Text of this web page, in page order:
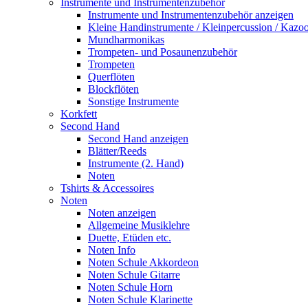
Instrumente und Instrumentenzubehör
Instrumente und Instrumentenzubehör anzeigen
Kleine Handinstrumente / Kleinpercussion /
Mundharmonikas
Trompeten- und Posaunenzubehör
Trompeten
Querflöten
Blockflöten
Sonstige Instrumente
Korkfett
Second Hand
Second Hand anzeigen
Blätter/Reeds
Instrumente (2. Hand)
Noten
Tshirts & Accessoires
Noten
Noten anzeigen
Allgemeine Musiklehre
Duette, Etüden etc.
Noten Info
Noten Schule Akkordeon
Noten Schule Gitarre
Noten Schule Horn
Noten Schule Klarinette